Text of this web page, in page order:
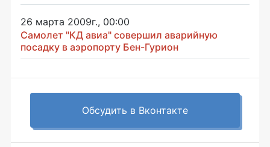
26 марта 2009г., 00:00
Самолет "КД авиа" совершил аварийную
посадку в аэропорту Бен-Гурион
Обсудить в Вконтакте